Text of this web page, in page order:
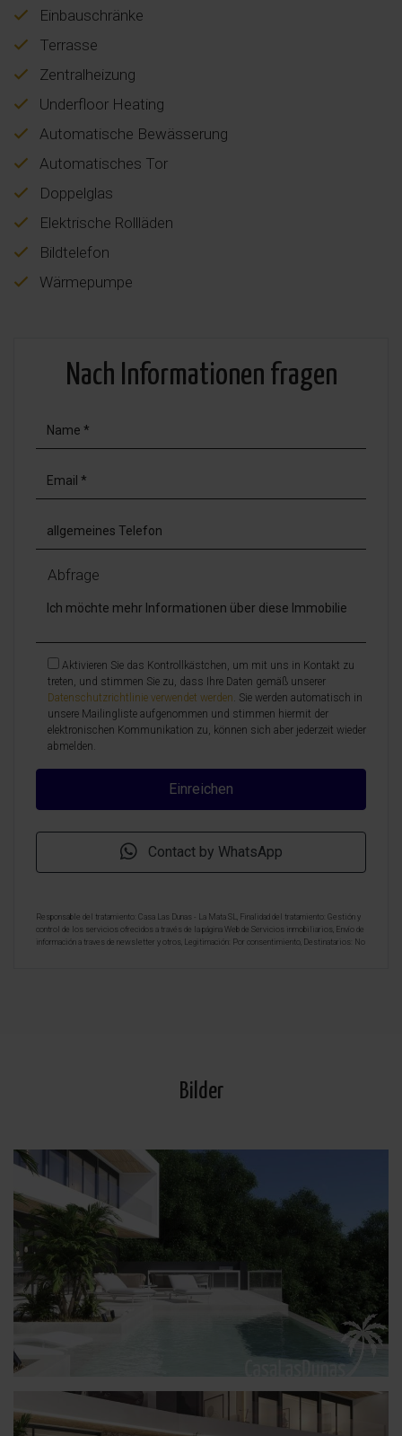
Einbauschränke
Terrasse
Zentralheizung
Underfloor Heating
Automatische Bewässerung
Automatisches Tor
Doppelglas
Elektrische Rollläden
Bildtelefon
Wärmepumpe
Nach Informationen fragen
Abfrage
Aktivieren Sie das Kontrollkästchen, um mit uns in Kontakt zu
treten, und stimmen Sie zu, dass Ihre Daten gemäß unserer
Datenschutzrichtlinie verwendet werden. Sie werden automatisch in
unsere Mailingliste aufgenommen und stimmen hiermit der
elektronischen Kommunikation zu, können sich aber jederzeit wieder
abmelden.
Contact by WhatsApp
Responsable del tratamiento: Casa Las Dunas - La Mata SL, Finalidad del tratamiento: Gestión y
control de los servicios ofrecidos a través de la página Web de Servicios inmobiliarios, Envío de
información a traves de newsletter y otros, Legitimación: Por consentimiento, Destinatarios: No
Bilder